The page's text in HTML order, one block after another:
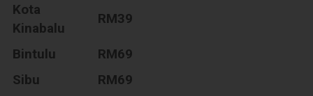
Kota
Kinabalu
RM39
Bintulu
RM69
Sibu
RM69